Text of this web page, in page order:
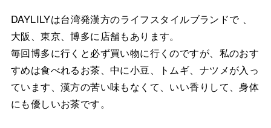
DAYLILYは台湾発漢方のライフスタイルブランドで 、
大阪、東京、博多に店舗もあります。
毎回博多に行くと必ず買い物に行くのですが、私のおす
すめは食べれるお茶、中に小豆、トムギ、ナツメが入っ
ています、漢方の苦い味もなくて、いい香りして、身体
にも優しいお茶です。